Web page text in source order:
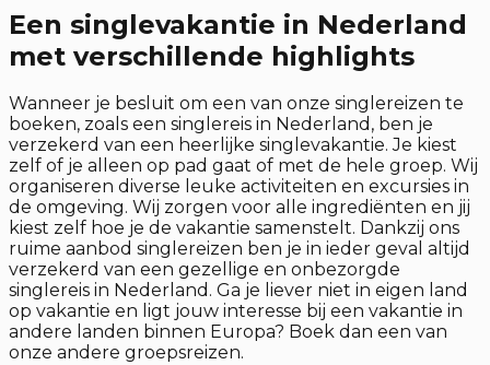
Een singlevakantie in Nederland
met verschillende highlights
Wanneer je besluit om een van onze singlereizen te
boeken, zoals een singlereis in Nederland, ben je
verzekerd van een heerlijke singlevakantie. Je kiest
zelf of je alleen op pad gaat of met de hele groep. Wij
organiseren diverse leuke activiteiten en excursies in
de omgeving. Wij zorgen voor alle ingrediënten en jij
kiest zelf hoe je de vakantie samenstelt. Dankzij ons
ruime aanbod singlereizen ben je in ieder geval altijd
verzekerd van een gezellige en onbezorgde
singlereis in Nederland. Ga je liever niet in eigen land
op vakantie en ligt jouw interesse bij een vakantie in
andere landen binnen Europa? Boek dan een van
onze andere groepsreizen.